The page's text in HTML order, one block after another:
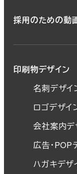
採用のための動
印刷物デザイン
名刺デザイ
ロゴデザイ
会社案内デ
広告・POP
ハガキデザ